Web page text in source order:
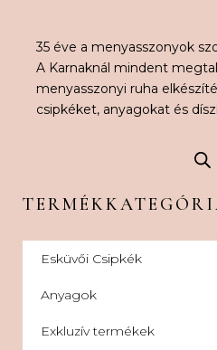
35 éve a menyasszonyok
A Karnaknál mindent
menyasszonyi ruha
csipkéket, anyagokat és
Esküvői Csipkék
Anyagok
Exkluzív termékek